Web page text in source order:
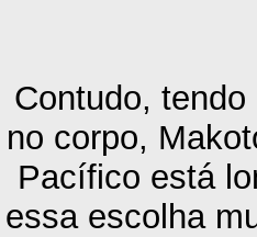
Contudo,
no corpo,
Pacífico está
essa escolha